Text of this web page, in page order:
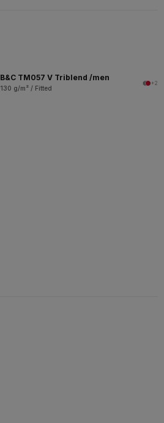
B&C TM057 V Triblend /men
130 g/m² / Fitted
+2